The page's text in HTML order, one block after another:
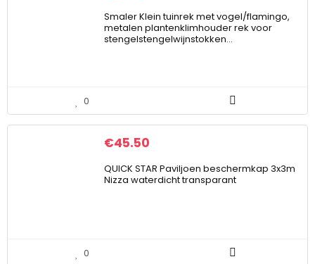
Smaler Klein tuinrek met vogel/flamingo,
metalen plantenklimhouder rek voor
stengelstengelwijnstokken…
0
€45.50
QUICK STAR Paviljoen beschermkap 3x3m
Nizza waterdicht transparant
0